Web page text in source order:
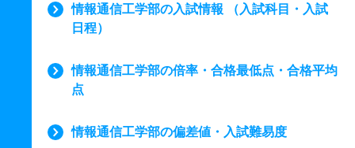
情報通信工学部の入試情報 （入試科目・入試
日程）
情報通信工学部の倍率・合格最低点・合格平均
点
情報通信工学部の偏差値・入試難易度